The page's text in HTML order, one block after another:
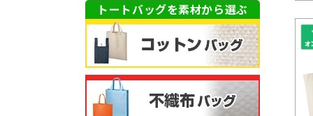
トートバッグを素材から選ぶ